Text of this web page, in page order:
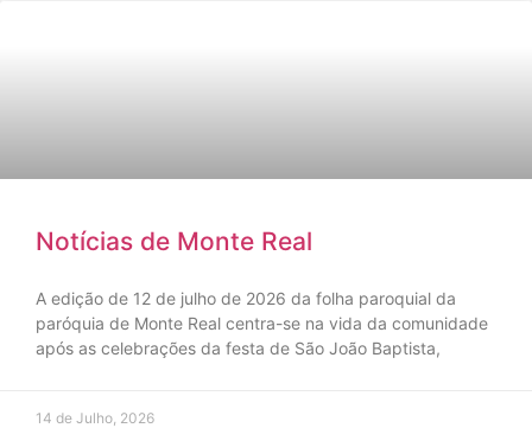
Notícias de Monte Real
A edição de 12 de julho de 2026 da folha paroquial da
paróquia de Monte Real centra-se na vida da comunidade
após as celebrações da festa de São João Baptista,
14 de Julho, 2026